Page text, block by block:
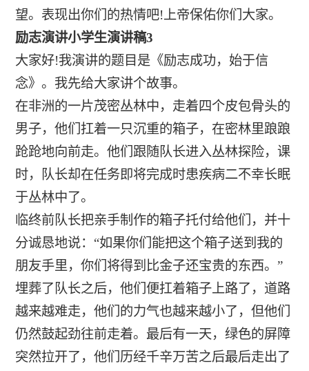
望。表现出你们的热情吧!上帝保佑你们大家。
励志演讲小学生演讲稿3
大家好!我演讲的题目是《励志成功，始于信
念》。我先给大家讲个故事。
在非洲的一片茂密丛林中，走着四个皮包骨头的
男子，他们扛着一只沉重的箱子，在密林里踉踉
跄跄地向前走。他们跟随队长进入丛林探险，课
时，队长却在任务即将完成时患疾病二不幸长眠
于丛林中了。
临终前队长把亲手制作的箱子托付给他们，并十
分诚恳地说：“如果你们能把这个箱子送到我的
朋友手里，你们将得到比金子还宝贵的东西。”
埋葬了队长之后，他们便扛着箱子上路了，道路
越来越难走，他们的力气也越来越小了，但他们
仍然鼓起劲往前走着。最后有一天，绿色的屏障
突然拉开了，他们历经千辛万苦之后最后走出了